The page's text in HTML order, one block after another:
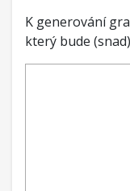
K generování
který bude